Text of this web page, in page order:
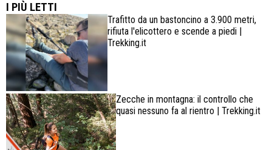
I PIÙ LETTI
Trafitto da un bastoncino a 3.900 metri,
rifiuta l'elicottero e scende a piedi |
Trekking.it
Zecche in montagna: il controllo che
quasi nessuno fa al rientro | Trekking.it